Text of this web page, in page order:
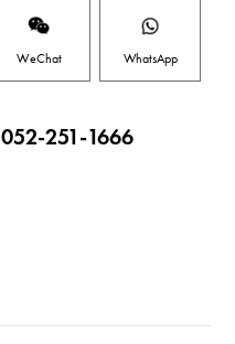
WeChat WhatsApp
052-251-1666